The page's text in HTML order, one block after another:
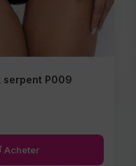
serpent P009
Acheter